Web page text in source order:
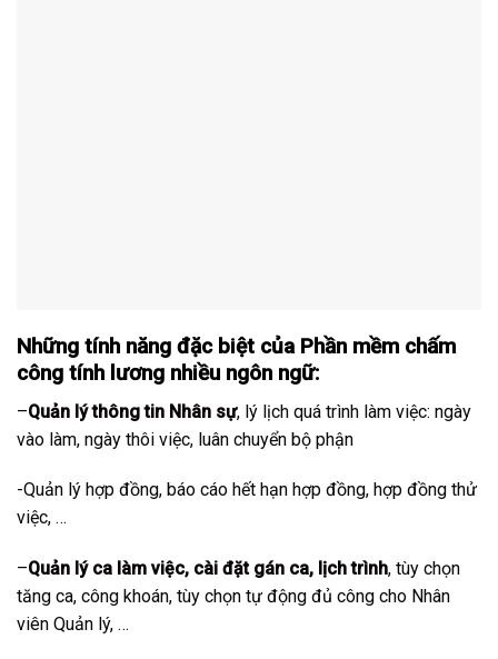
Những tính năng đặc biệt của Phần mềm chấm
công tính lương nhiều ngôn ngữ:
–Quản lý thông tin Nhân sự, lý lịch quá trình làm việc: ngày
vào làm, ngày thôi việc, luân chuyển bộ phận
-Quản lý hợp đồng, báo cáo hết hạn hợp đồng, hợp đồng thử
việc, …
–Quản lý ca làm việc, cài đặt gán ca, lịch trình, tùy chọn
tăng ca, công khoán, tùy chọn tự động đủ công cho Nhân
viên Quản lý, …